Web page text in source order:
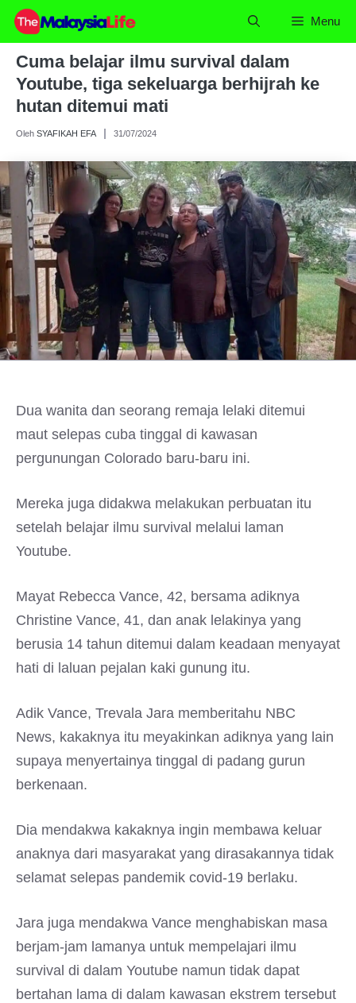
Skip
content
Menu
Cuma belajar ilmu survival dalam
Youtube, tiga sekeluarga berhijrah ke
hutan ditemui mati
Oleh SYAFIKAH EFA 31/07/2024
Dua wanita dan seorang remaja lelaki ditemui
maut selepas cuba tinggal di kawasan
pergunungan Colorado baru-baru ini.
Mereka juga didakwa melakukan perbuatan itu
setelah belajar ilmu survival melalui laman
Youtube.
Mayat Rebecca Vance, 42, bersama adiknya
Christine Vance, 41, dan anak lelakinya yang
berusia 14 tahun ditemui dalam keadaan menyayat
hati di laluan pejalan kaki gunung itu.
Adik Vance, Trevala Jara memberitahu NBC
News, kakaknya itu meyakinkan adiknya yang lain
supaya menyertainya tinggal di padang gurun
berkenaan.
Dia mendakwa kakaknya ingin membawa keluar
anaknya dari masyarakat yang dirasakannya tidak
selamat selepas pandemik covid-19 berlaku.
Jara juga mendakwa Vance menghabiskan masa
berjam-jam lamanya untuk mempelajari ilmu
survival di dalam Youtube namun tidak dapat
bertahan lama di dalam kawasan ekstrem tersebut